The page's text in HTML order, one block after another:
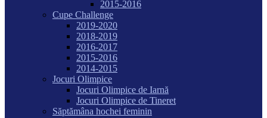
2015-2016
Cupe Challenge
2019-2020
2018-2019
2016-2017
2015-2016
2014-2015
Jocuri Olimpice
Jocuri Olimpice de Iarnă
Jocuri Olimpice de Tineret
Săptămâna hochei feminin